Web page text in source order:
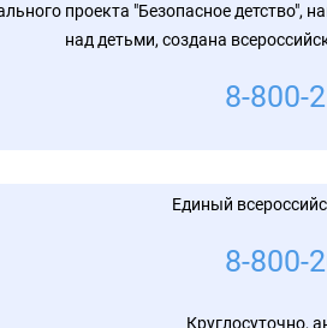
школа
города Костромы
обеспечения качества образования
институт развития
«Одаренные школьники»
проекта "Безопасное детство",
над детьми, создана
8-800-
Единый
8-800-
Круглосуточно,